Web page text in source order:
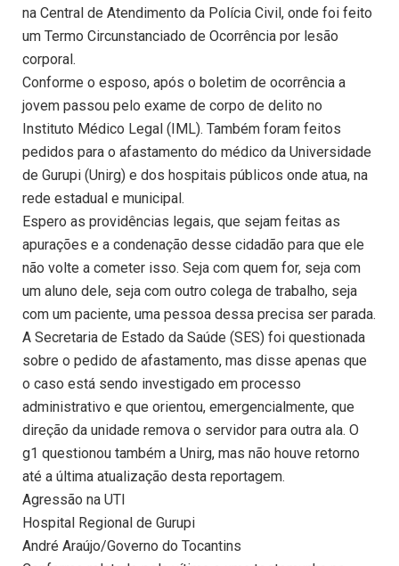
na Central de Atendimento da Polícia Civil, onde foi feito
um Termo Circunstanciado de Ocorrência por lesão
corporal.
Conforme o esposo, após o boletim de ocorrência a
jovem passou pelo exame de corpo de delito no
Instituto Médico Legal (IML). Também foram feitos
pedidos para o afastamento do médico da Universidade
de Gurupi (Unirg) e dos hospitais públicos onde atua, na
rede estadual e municipal.
Espero as providências legais, que sejam feitas as
apurações e a condenação desse cidadão para que ele
não volte a cometer isso. Seja com quem for, seja com
um aluno dele, seja com outro colega de trabalho, seja
com um paciente, uma pessoa dessa precisa ser parada.
A Secretaria de Estado da Saúde (SES) foi questionada
sobre o pedido de afastamento, mas disse apenas que
o caso está sendo investigado em processo
administrativo e que orientou, emergencialmente, que
direção da unidade remova o servidor para outra ala. O
g1 questionou também a Unirg, mas não houve retorno
até a última atualização desta reportagem.
Agressão na UTI
Hospital Regional de Gurupi
André Araújo/Governo do Tocantins